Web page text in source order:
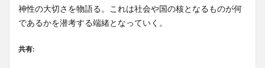
神性の大切さを物語る。これは社会や国の核となるものが何
であるかを潜考する端緒となっていく。
共有: